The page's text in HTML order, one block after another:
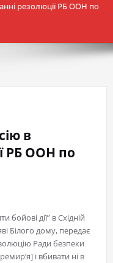
резолюції РБ ООН по
в
РБ ООН по
бойові дії” в Східній
Білого дому, передає
Ради безпеки
і вбивати ні в